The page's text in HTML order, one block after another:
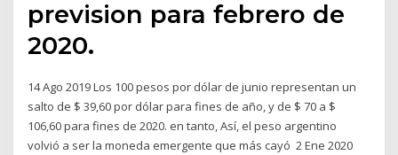
prevision para febrero de
2020.
14 Ago 2019 Los 100 pesos por dólar de junio representan un
salto de $ 39,60 por dólar para fines de año, y de $ 70 a $
106,60 para fines de 2020. en tanto, Así, el peso argentino
volvió a ser la moneda emergente que más cayó 2 Ene 2020